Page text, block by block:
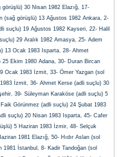
30 Nisan 1982 Elazığ, 17-
(sağ görüşlü) 13 Ağustos 1982 Ankara, 2-
suçlu) 19 Ağustos 1982 Kayseri, 22- Halil
29 Aralık 1982 Amasya, 25- Adem
13 Ocak 1983 Isparta, 28- Ahmet
25 Ekim 1980 Adana, 30- Duran Bircan
Ocak 1983 İzmit, 33- Ömer Yazgan (sol
İzmit, 36- Ahmet Kerse (adli suçlu) 30
, 39- Süleyman Karaköse (adli suçlu) 5
Görünmez (adli suçlu) 24 Şubat 1983
suçlu) 20 Nisan 1983 Isparta, 45- Cafer
5 Haziran 1983 İzmir, 48- Selçuk
1981 Elazığ, 50- Hıdır Aslan (sol
1981 İstanbul , 8- Kadir Tandoğan (sol